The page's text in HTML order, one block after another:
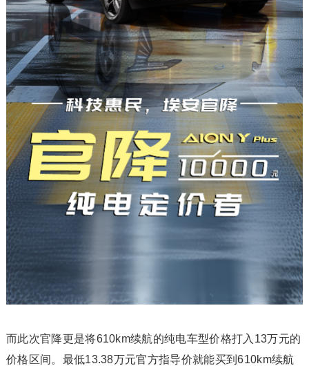
而此次官降更是将610km续航的纯电车型价格打入13万元的
价格区间。最低13.38万元官方指导价就能买到610km续航